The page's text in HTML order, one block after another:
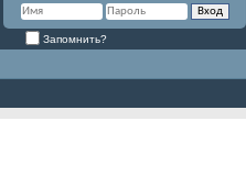
Запомнить?